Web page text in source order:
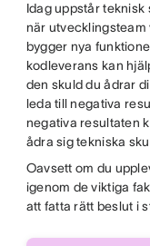
Idag uppstår teknisk
när
bygger nya
kodleverans kan
den skuld du ådrar
leda till negativa
negativa resultaten
ådra sig tekniska
Oavsett om du
igenom de viktiga
att fatta rätt beslut i